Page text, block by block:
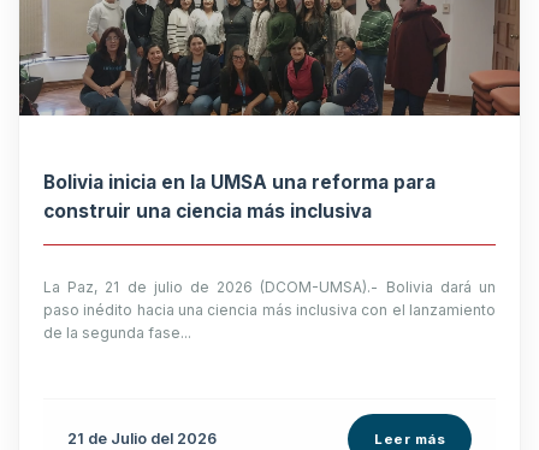
Bolivia inicia en la UMSA una reforma para
construir una ciencia más inclusiva
La Paz, 21 de julio de 2026 (DCOM-UMSA).- Bolivia dará un
paso inédito hacia una ciencia más inclusiva con el lanzamiento
de la segunda fase...
21 de Julio del 2026 Leer más